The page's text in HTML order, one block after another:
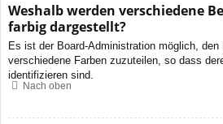
Weshalb werden verschiedene
farbig dargestellt?
Es ist der Board-Administration möglich, den
verschiedene Farben zuzuteilen, so dass
identifizieren sind.
Nach oben